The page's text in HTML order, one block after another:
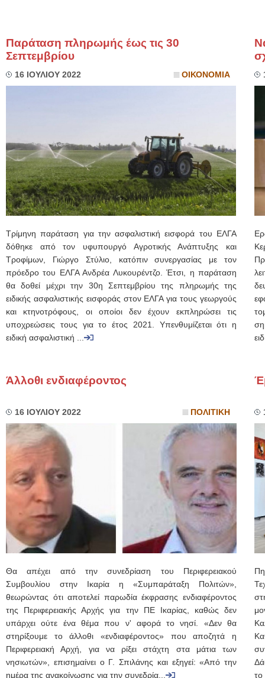
Παράταση πληρωμής έως τις 30
Σεπτεμβρίου
16 ΙΟΥΛΙΟΥ 2022 ΟΙΚΟΝΟΜΙΑ
Τρίμηνη παράταση για την ασφαλιστική εισφορά του ΕΛΓΑ
δόθηκε από τον υφυπουργό Αγροτικής Ανάπτυξης και
Τροφίμων, Γιώργο Στύλιο, κατόπιν συνεργασίας με τον
πρόεδρο του ΕΛΓΑ Ανδρέα Λυκουρέντζο. Έτσι, η παράταση
θα δοθεί μέχρι την 30η Σεπτεμβρίου της πληρωμής της
ειδικής ασφαλιστικής εισφοράς στον ΕΛΓΑ για τους γεωργούς
και κτηνοτρόφους, οι οποίοι δεν έχουν εκπληρώσει τις
υποχρεώσεις τους για το έτος 2021. Υπενθυμίζεται ότι η
ειδική ασφαλιστική ...
Άλλοθι ενδιαφέροντος
16 ΙΟΥΛΙΟΥ 2022 ΠΟΛΙΤΙΚΗ
Θα απέχει από την συνεδρίαση του Περιφερειακού
Συμβουλίου στην Ικαρία η «Συμπαράταξη Πολιτών»,
θεωρώντας ότι αποτελεί παρωδία έκφρασης ενδιαφέροντος
της Περιφερειακής Αρχής για την ΠΕ Ικαρίας, καθώς δεν
υπάρχει ούτε ένα θέμα που ν' αφορά το νησί. «Δεν θα
στηρίξουμε το άλλοθι «ενδιαφέροντος» που αποζητά η
Περιφερειακή Αρχή, για να ρίξει στάχτη στα μάτια των
νησιωτών», επισημαίνει ο Γ. Σπιλάνης και εξηγεί: «Από την
ημέρα της ανακοίνωσης για την συνεδρία...